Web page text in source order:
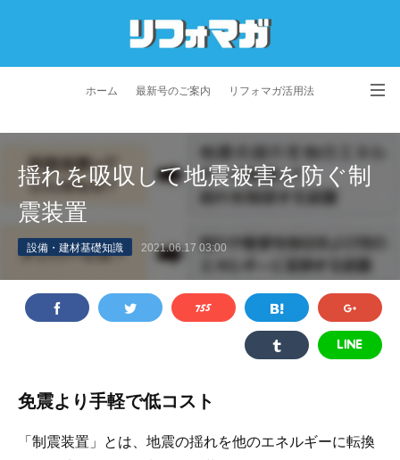
ホーム 最新号のご案内 リフォマガ活用法
プライバシーポリシー 利用規約 会社概要
揺れを吸収して地震被害を防ぐ制
震装置
設備・建材基礎知識 2021.06.17 03:00
免震より手軽で低コスト
「制震装置」とは、地震の揺れを他のエネルギーに転換